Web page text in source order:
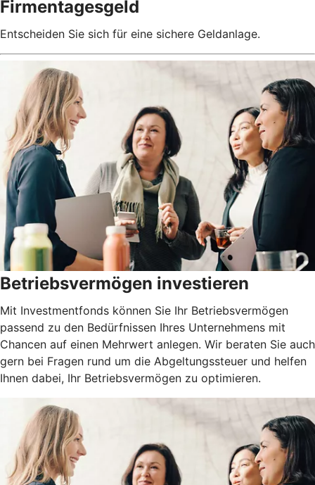
Firmentagesgeld
Entscheiden Sie sich für eine sichere Geldanlage.
Betriebsvermögen investieren
Mit Investmentfonds können Sie Ihr Betriebsvermögen
passend zu den Bedürfnissen Ihres Unternehmens mit
Chancen auf einen Mehrwert anlegen. Wir beraten Sie auch
gern bei Fragen rund um die Abgeltungssteuer und helfen
Ihnen dabei, Ihr Betriebsvermögen zu optimieren.